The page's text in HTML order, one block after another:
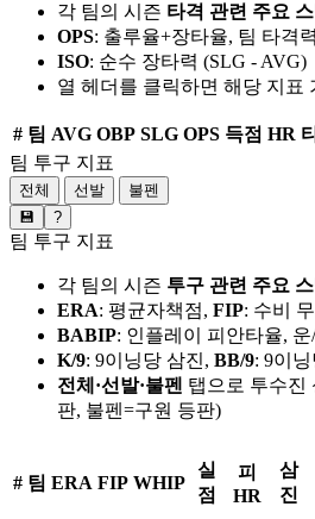
각 팀의 시즌 타격 관련 주요
OPS: 출루율+장타율, 팀 타격
ISO: 순수 장타력 (SLG - AVG)
열 헤더를 클릭하면 해당 지표
# 팀 AVG OBP SLG OPS 득점 HR
팀 투구 지표
전체 선발
불펜
💾
?
팀 투구 지표
각 팀의 시즌 투구 관련 주요
ERA: 평균자책점, FIP: 수비
BABIP: 인플레이 피안타율,
K/9: 9이닝당 삼진, BB/9: 9이
전체·선발·불펜 탭으로 투수진
판, 불펜=구원 등판)
# 팀 ERA FIP WHIP
실
점
피
HR
삼
진